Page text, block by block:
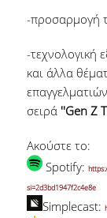
-προσαρμογή
-τεχνολογική
και άλλα
σειρά ''Gen Z
Ακούστε το:
Spotify:
si=2d3bd1947f2c4e8e
Simplecast: